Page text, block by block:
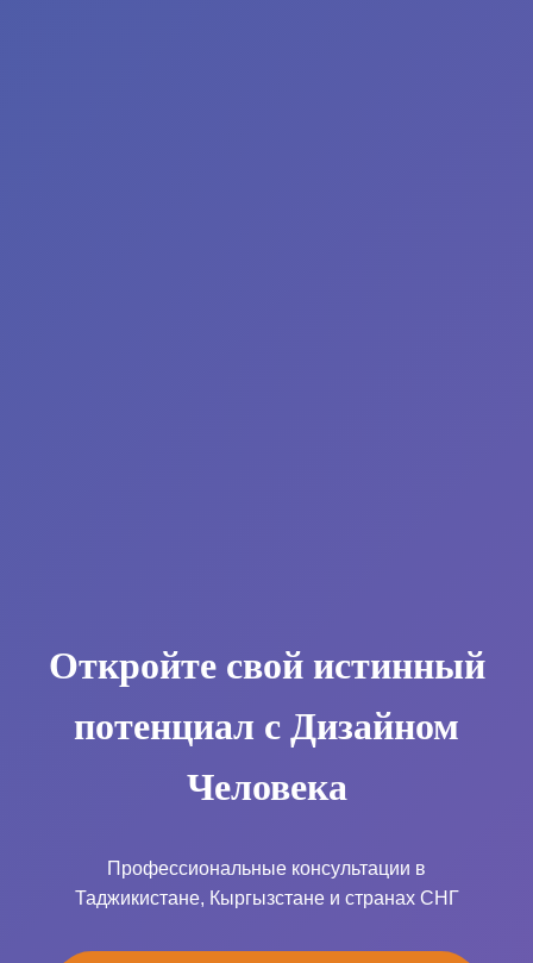
Откройте свой истинный
потенциал с Дизайном
Человека
Профессиональные консультации в
Таджикистане, Кыргызстане и странах СНГ